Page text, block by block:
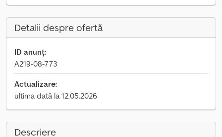
Detalii despre ofertă
ID anunț:
A219-08-773
Actualizare:
ultima dată la 12.05.2026
Descriere